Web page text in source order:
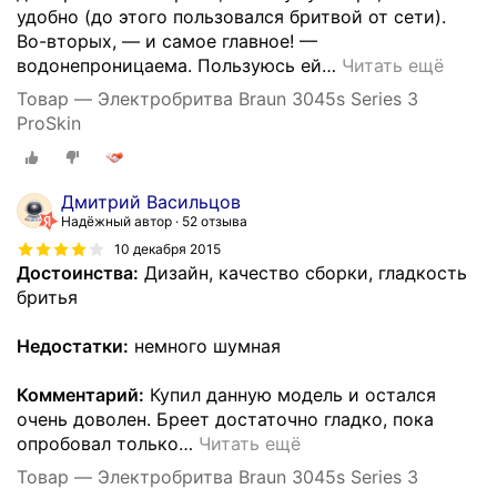
удобно (до этого пользовался бритвой от сети).
Во-вторых, — и самое главное! —
водонепроницаема. Пользуюсь ей… Читать ещё
Товар — Электробритва Braun 3045s Series 3
ProSkin
Дмитрий Васильцов
Надёжный автор
52 отзыва
10 декабря 2015
Достоинства: Дизайн, качество сборки, гладкость
бритья
Недостатки: немного шумная
Комментарий: Купил данную модель и остался
очень доволен. Бреет достаточно гладко, пока
опробовал только… Читать ещё
Товар — Электробритва Braun 3045s Series 3